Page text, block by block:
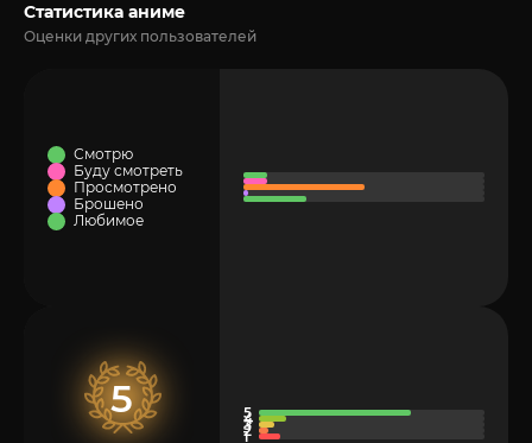
Статистика аниме
Оценки других пользователей
Смотрю
Буду смотреть
Просмотрено
Брошено
Любимое
5